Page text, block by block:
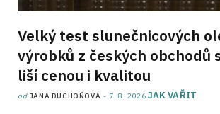
Velký test slunečnicových
výrobků z českých obchodů
liší cenou i kvalitou
od JANA DUCHOŇOVÁ 7. 8. 2026 JAK VAŘIT